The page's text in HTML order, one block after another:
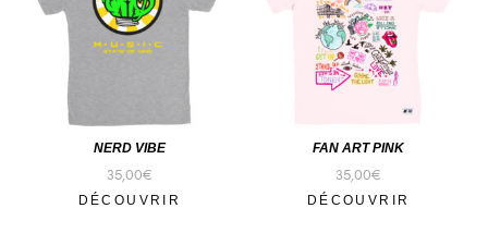
NERD VIBE
35,00€
DÉCOUVRIR
FAN ART PINK
35,00€
DÉCOUVRIR